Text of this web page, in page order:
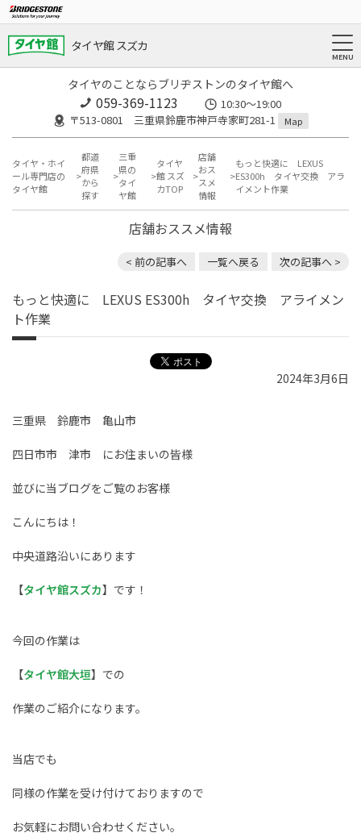
タイヤ館 スズカ
タイヤのことならブリヂストンのタイヤ館へ
059-369-1123
10:30～19:00
〒513-0801 三重県鈴鹿市神戸寺家町281-1
Map
タイヤ・ホイ
ール専門店の
タイヤ館
都道
府県
から
探す
三重
県の
タイ
ヤ館
タイヤ
館 スズ
カTOP
店舗
おス
スメ
情報
もっと快適に LEXUS
ES300h タイヤ交換 アラ
イメント作業
店舗おススメ情報
< 前の記事へ 一覧へ戻る 次の記事へ >
もっと快適に LEXUS ES300h タイヤ交換 アライメン
ト作業
2024年3月6日
三重県 鈴鹿市 亀山市
四日市市 津市 にお住まいの皆様
並びに当ブログをご覧のお客様
こんにちは！
中央道路沿いにあります
【タイヤ館スズカ】です！
今回の作業は
【タイヤ館大垣】での
作業のご紹介になります。
当店でも
同様の作業を受け付けておりますので
お気軽にお問い合わせください。